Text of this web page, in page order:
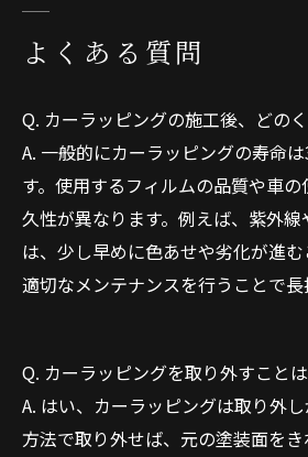
よくある質問
Q. カーラッピングの施工後、どの
A. 一般的にカーラッピングの寿命
す。使用するフィルムの品質や車
久性が異なります。例えば、紫外
は、少し早めに色あせや劣化が進む
適切なメンテナンスを行うことで長
Q. カーラッピングを取り外すこと
A. はい、カーラッピングは取り外
方法で取り外せば、元の塗装面を